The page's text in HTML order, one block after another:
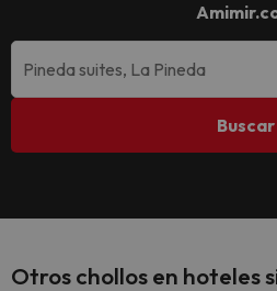
Buscar
Otros chollos en hoteles